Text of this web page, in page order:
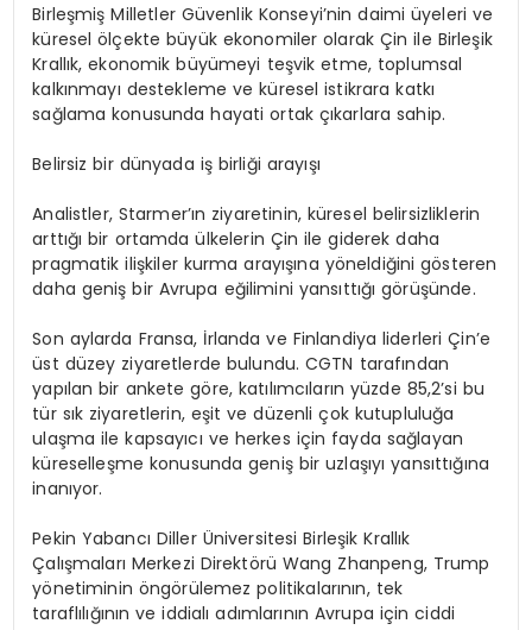
Birleşmiş Milletler Güvenlik Konseyi’nin daimi üyeleri ve
küresel ölçekte büyük ekonomiler olarak Çin ile Birleşik
Krallık, ekonomik büyümeyi teşvik etme, toplumsal
kalkınmayı destekleme ve küresel istikrara katkı
sağlama konusunda hayati ortak çıkarlara sahip.
Belirsiz bir dünyada iş birliği arayışı
Analistler, Starmer’ın ziyaretinin, küresel belirsizliklerin
arttığı bir ortamda ülkelerin Çin ile giderek daha
pragmatik ilişkiler kurma arayışına yöneldiğini gösteren
daha geniş bir Avrupa eğilimini yansıttığı görüşünde.
Son aylarda Fransa, İrlanda ve Finlandiya liderleri Çin’e
üst düzey ziyaretlerde bulundu. CGTN tarafından
yapılan bir ankete göre, katılımcıların yüzde 85,2’si bu
tür sık ziyaretlerin, eşit ve düzenli çok kutupluluğa
ulaşma ile kapsayıcı ve herkes için fayda sağlayan
küreselleşme konusunda geniş bir uzlaşıyı yansıttığına
inanıyor.
Pekin Yabancı Diller Üniversitesi Birleşik Krallık
Çalışmaları Merkezi Direktörü Wang Zhanpeng, Trump
yönetiminin öngörülemez politikalarının, tek
taraflılığının ve iddialı adımlarının Avrupa için ciddi